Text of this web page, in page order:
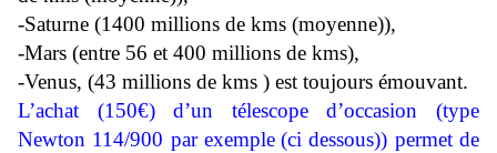
-Saturne (1400 millions de kms (moyenne)),
-Mars (entre 56 et 400 millions de kms),
-Venus, (43 millions de kms ) est toujours émouvant.
L’achat (150€) d’un télescope d’occasion (type
Newton 114/900 par exemple (ci dessous)) permet de